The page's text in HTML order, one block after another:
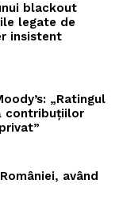
blackout
legate de
insistent
„Ratingul
contribuțiilor
având